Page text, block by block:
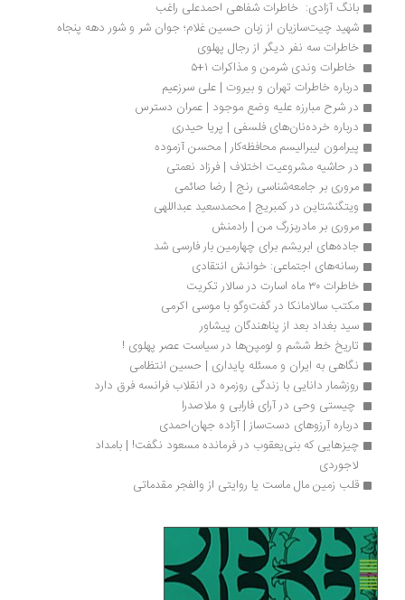
بانگ آزادی:  خاطرات شفاهی احمدعلی راغب
شهید چیت‌سازیان از زبان حسین غلام؛ جوان شر و شور دهه پنجاه
خاطرات سه نفر دیگر از رجال پهلوی
خاطرات وندی شرمن و مذاکرات ۱+۵
درباره خاطرات تهران و بیروت | علی سرزعیم
در شرح مبارزه علیه وضع موجود | عمران دسترس
درباره خرده‌نان‌های فلسفی | پریا حیدری
پیرامون لیبرالیسم محافظه‌کار | محسن آزموده
در حاشیه مشروعیت اختلاف | فرزاد نعمتی
مروری بر جامعه‌شناسی رنج | رضا صائمی
ویتگنشتاین در کمبریج | محمدسعید عبداللهی
مروری بر مادربزرگ من | رادمنش
جاده‌های ابریشم برای چهارمین بار فارسی شد
رسانه‌های اجتماعی: خوانش انتقادی
خاطرات ۳۰ ماه اسارت در سالار تکریت
مکتب سالامانکا در گفت‌وگو با موسی اکرمی
سید بغداد بعد از پناهندگان پیشاور
تاریخ خط ششم و لومپن‌ها در سیاست عصر پهلوی !
نگاهی به ایران و مسئله پایداری | حسین انتظامی
روزشمار دانایی با زندگی روزمره در انقلاب فرانسه فرق دارد
چیستی وحی در آرای فارابی و ملاصدرا
درباره آرزوهای دست‌ساز | آزاده جهان‌احمدی
چیزهایی که بنی‌یعقوب در فرمانده مسعود نگفت! | بامداد
لاجوردی
قلب زمین مال ماست یا روایتی از والفجر مقدماتی